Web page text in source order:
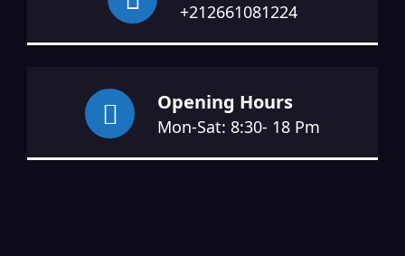
+212661081224
Opening Hours
Mon-Sat: 8:30- 18 Pm